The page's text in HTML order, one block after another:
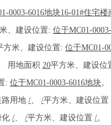
0003-6016地块16-01#住宅
、建设位置: 位于MC01-
方米、建设位置: 位于MC01-
用地面积 20平方米、建设位
: 位于MC01-0003-6016地块。
用地 /、 /平方米、建设位置
化 /、 /平方米、建设位置 /。